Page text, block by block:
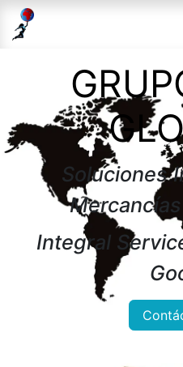
Soluciones
Integral